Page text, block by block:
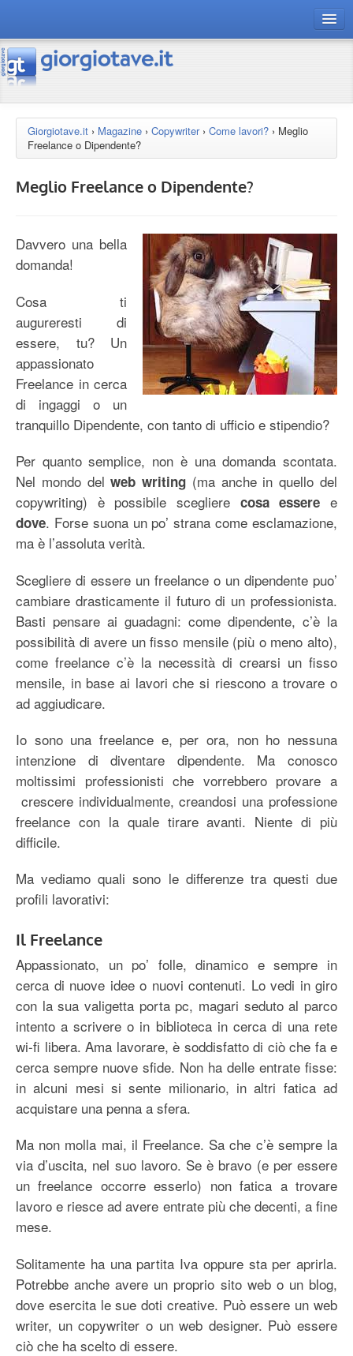
connect gt
risorse
Chi siamo
Giorgiotave.it › Magazine › Copywriter› Come lavori? › Meglio
Freelance o Dipendente?
Meglio Freelance o Dipendente?
Davvero una bella
domanda!
Cosa ti
augureresti di
essere, tu? Un
appassionato
Freelance in cerca
di ingaggi o un
tranquillo Dipendente, con tanto di ufficio e stipendio?
Per quanto semplice, non è una domanda scontata.
Nel mondo delweb writing (ma anche in quello del
copywriting) è possibile scegliere cosa essere e
dove. Forse suona un po’ strana come esclamazione,
ma è l’assoluta verità.
Scegliere di essere un freelance o un dipendente puo’
cambiare drasticamente il futuro di un professionista.
Basti pensare ai guadagni: come dipendente, c’è la
possibilità di avere un fisso mensile (più o meno alto),
come freelance c’è la necessità di crearsi un fisso
mensile, in base ai lavori che si riescono a trovare o
ad aggiudicare.
Io sono una freelance e, per ora, non ho nessuna
intenzione di diventare dipendente. Ma conosco
moltissimi professionisti che vorrebbero provare a
crescere individualmente, creandosi una professione
freelance con la quale tirare avanti. Niente di più
difficile.
Ma vediamo quali sono le differenze tra questi due
profili lavorativi:
Il Freelance
Appassionato, un po’ folle, dinamico e sempre in
cerca di nuove idee o nuovi contenuti. Lo vedi in giro
con la sua valigetta porta pc, magari seduto al parco
intento a scrivere o in biblioteca in cerca di una rete
wi-fi libera. Ama lavorare, è soddisfatto di ciò che fa e
cerca sempre nuove sfide. Non ha delle entrate fisse:
in alcuni mesi si sente milionario, in altri fatica ad
acquistare una penna a sfera.
Ma non molla mai, il Freelance. Sa che c’è sempre la
via d’uscita, nel suo lavoro. Se è bravo (e per essere
un freelance occorre esserlo) non fatica a trovare
lavoro e riesce ad avere entrate più che decenti, a fine
mese.
Solitamente ha una partita Iva oppure sta per aprirla.
Potrebbe anche avere un proprio sito web o un blog,
dove esercita le sue doti creative. Può essere un web
writer, un copywriter o un web designer. Può essere
ciò che ha scelto di essere.